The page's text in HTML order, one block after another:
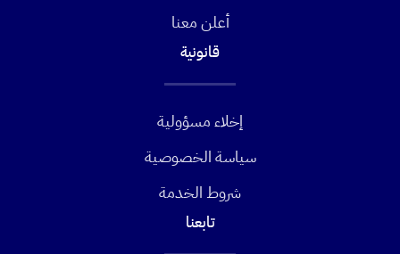
أعلن معنا
قانونية
إخلاء مسؤولية
سياسة الخصوصية
شروط الخدمة
تابعنا